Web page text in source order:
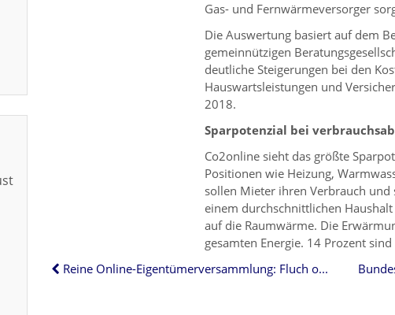
Gas- und Fernwärmeversorger
Die Auswertung basiert auf dem
gemeinnützigen
deutliche Steigerungen bei den
Hauswartsleistungen und
2018.
Sparpotenzial bei
Co2online sieht das größte
Positionen wie Heizung,
sollen Mieter ihren Verbrauch
einem durchschnittlichen
auf die Raumwärme. Die
gesamten Energie. 14 Prozent
Reine Online-Eigentümerversammlung: Fluch oder Segen?